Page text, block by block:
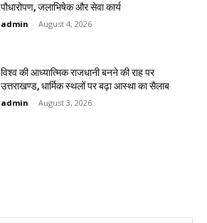
पौधारोपण, जलाभिषेक और सेवा कार्य
admin - August 4, 2026
विश्व की आध्यात्मिक राजधानी बनने की राह पर
उत्तराखण्ड, धार्मिक स्थलों पर बढ़ा आस्था का सैलाब
admin - August 3, 2026